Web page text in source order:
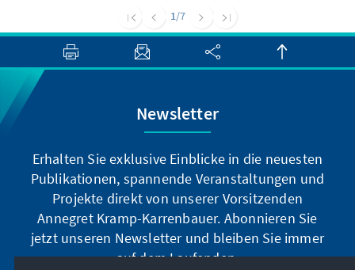
1/7
Newsletter
Erhalten Sie exklusive Einblicke in die neuesten
Publikationen, spannende Veranstaltungen und
Projekte direkt von unserer Vorsitzenden
Annegret Kramp-Karrenbauer. Abonnieren Sie
jetzt unseren Newsletter und bleiben Sie immer
auf dem Laufenden.